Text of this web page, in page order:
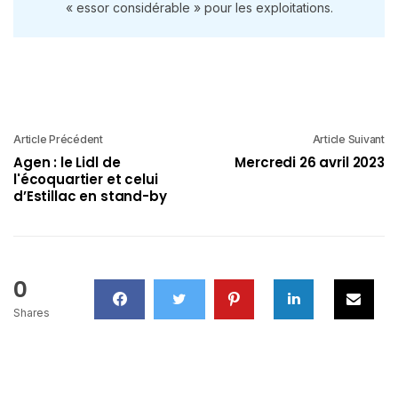
« essor considérable » pour les exploitations.
Article Précédent
Agen : le Lidl de
l'écoquartier et celui
d’Estillac en stand-by
Article Suivant
Mercredi 26 avril 2023
0
Shares